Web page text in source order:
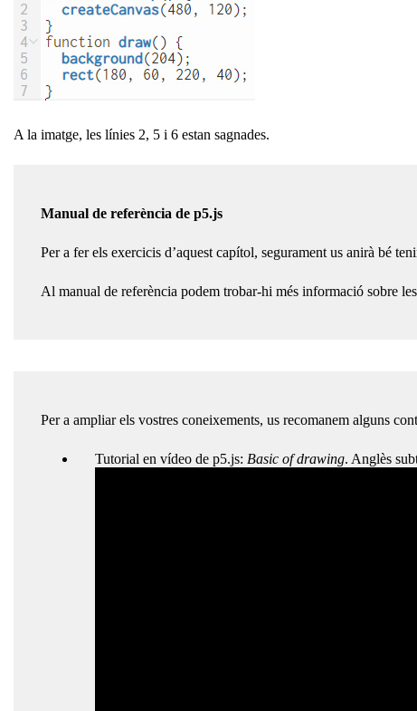
A la imatge, les línies 2, 5 i 6 estan sagnades.
Manual de referència de p5.js
Per a fer els exercicis d’aquest capítol, segurament us anirà bé
Al manual de referència podem trobar-hi més informació sobre
Per a ampliar els vostres coneixements, us recomanem alguns
Tutorial en vídeo de p5.js: Basic of drawing. Anglès